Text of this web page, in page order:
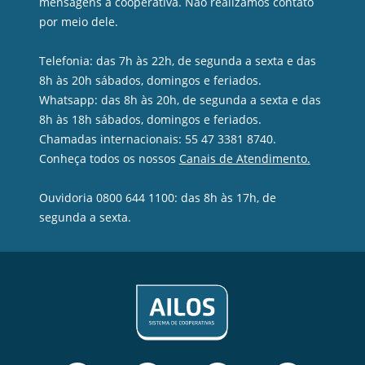
por meio dele.
Telefonia: das 7h às 22h, de segunda a sexta e das
8h às 20h sábados, domingos e feriados.
Whatsapp: das 8h às 20h, de segunda a sexta e das
8h às 18h sábados, domingos e feriados.
Chamadas internacionais: 55 47 3381 8740.
Conheça todos os nossos Canais de Atendimento.
Ouvidoria 0800 644 1100: das 8h às 17h, de
segunda a sexta.